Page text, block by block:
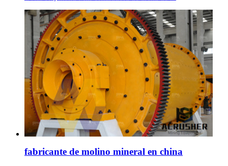
fabricante de molino mineral en china